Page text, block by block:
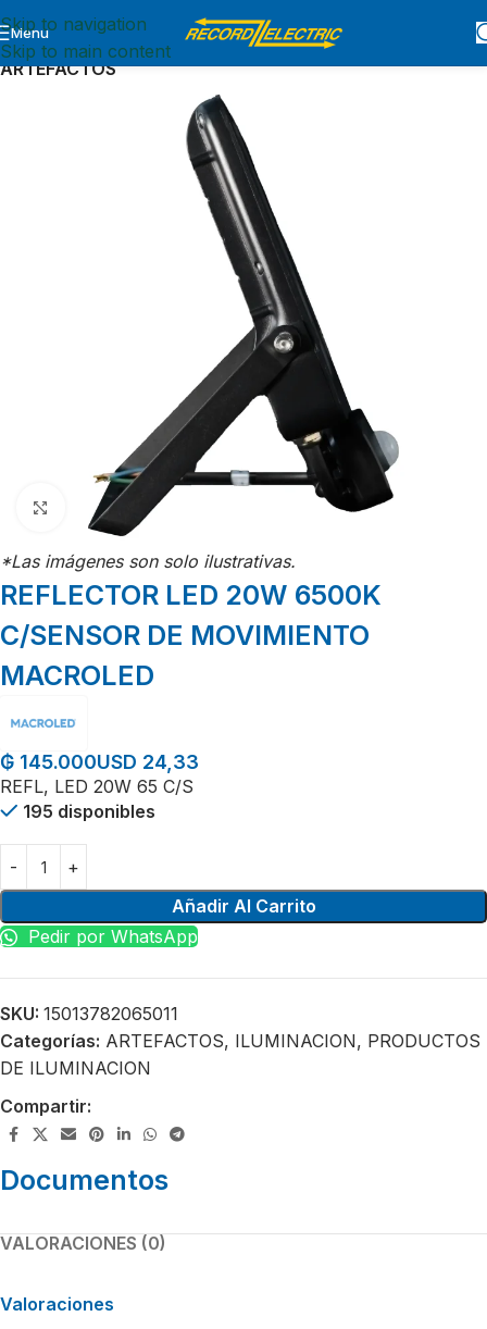
Skip to navigation
Skip to main content
Menu
Inicio ILUMINACION
PRODUCTOS DE ILUMINACION
ARTEFACTOS
Click para agrandar
*Las imágenes son solo ilustrativas.
REFLECTOR LED 20W 6500K
C/SENSOR DE MOVIMIENTO
MACROLED
₲ 145.000USD 24,33
REFL, LED 20W 65 C/S
195 disponibles
Añadir Al Carrito
Pedir por WhatsApp
SKU: 15013782065011
Categorías: ARTEFACTOS, ILUMINACION, PRODUCTOS
DE ILUMINACION
Compartir:
Documentos
VALORACIONES (0)
Valoraciones